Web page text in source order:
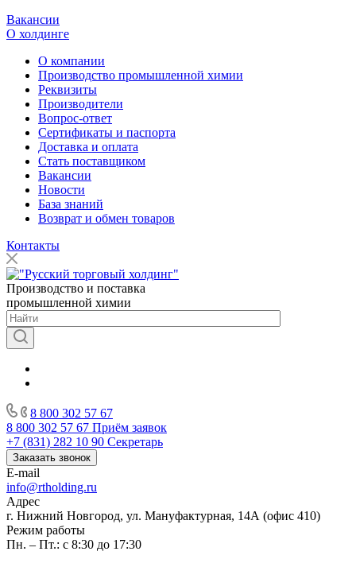
Вакансии
О холдинге
О компании
Производство промышленной химии
Реквизиты
Производители
Вопрос-ответ
Сертификаты и паспорта
Доставка и оплата
Стать поставщиком
Вакансии
Новости
База знаний
Возврат и обмен товаров
Контакты
Производство и поставка
промышленной химии
8 800 302 57 67
8 800 302 57 67 Приём заявок
+7 (831) 282 10 90 Секретарь
Заказать звонок
E-mail
info@rtholding.ru
Адрес
г. Нижний Новгород, ул. Мануфактурная, 14А (офис 410)
Режим работы
Пн. – Пт.: с 8:30 до 17:30